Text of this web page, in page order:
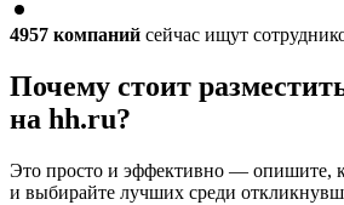
4957 компаний сейчас ищут
Почему стоит
на hh.ru?
Это просто и эффективно — опишите,
и выбирайте лучших среди